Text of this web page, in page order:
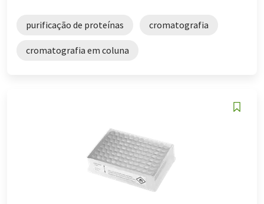
purificação de proteínas cromatografia
cromatografia em coluna